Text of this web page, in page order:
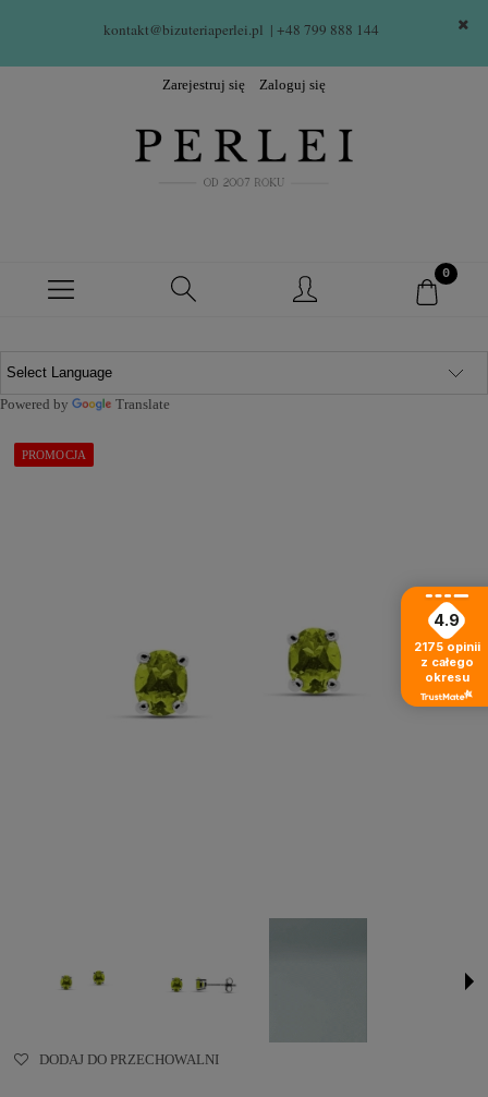
kontakt@bizuteriaperlei.pl | +48 799 888 144
Zarejestruj się Zaloguj się
Powered by Translate
PROMOCJA
DODAJ DO PRZECHOWALNI
4.9
2175 opinii
z całego
okresu